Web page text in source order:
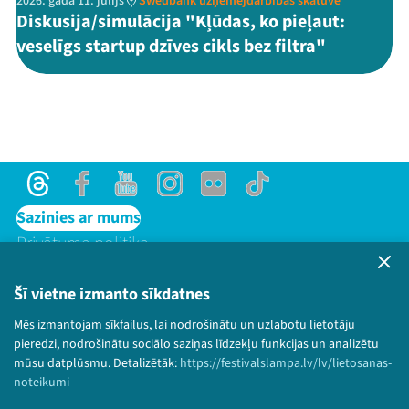
Šī vietne izmanto sīkdatnes
Mēs izmantojam sīkfailus, lai nodrošinātu un uzlabotu lietotāju
pieredzi, nodrošinātu sociālo saziņas līdzekļu funkcijas un analizētu
mūsu datplūsmu. Detalizētāk: https://festivalslampa.lv/lv/lietosanas-
noteikumi
Diskusija/simulācija "Kļūdas, ko pieļaut:
veselīgs startup dzīves cikls bez filtra"
ThreadsFacebookYoutubeInstagram
Flick TikTok
Sazinies ar mums
Privātuma politika
Bērnu aizsardzības politika
© 2026 Sarunu festivāls LAMPA Visas tiesības
paturētas.